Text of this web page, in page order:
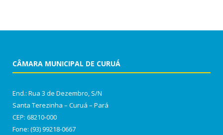
CÂMARA MUNICIPAL DE CURUÁ
End.: Rua 3 de Dezembro, S/N
Santa Terezinha – Curuá – Pará
CEP: 68210-000
Fone: (93) 99218-0667